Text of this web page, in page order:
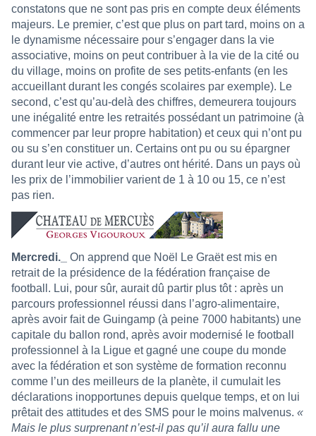
constatons que ne sont pas pris en compte deux éléments
majeurs. Le premier, c’est que plus on part tard, moins on a
le dynamisme nécessaire pour s’engager dans la vie
associative, moins on peut contribuer à la vie de la cité ou
du village, moins on profite de ses petits-enfants (en les
accueillant durant les congés scolaires par exemple). Le
second, c’est qu’au-delà des chiffres, demeurera toujours
une inégalité entre les retraités possédant un patrimoine (à
commencer par leur propre habitation) et ceux qui n’ont pu
ou su s’en constituer un. Certains ont pu ou su épargner
durant leur vie active, d’autres ont hérité. Dans un pays où
les prix de l’immobilier varient de 1 à 10 ou 15, ce n’est
pas rien.
Mercredi._ On apprend que Noël Le Graët est mis en
retrait de la présidence de la fédération française de
football. Lui, pour sûr, aurait dû partir plus tôt : après un
parcours professionnel réussi dans l’agro-alimentaire,
après avoir fait de Guingamp (à peine 7000 habitants) une
capitale du ballon rond, après avoir modernisé le football
professionnel à la Ligue et gagné une coupe du monde
avec la fédération et son système de formation reconnu
comme l’un des meilleurs de la planète, il cumulait les
déclarations inopportunes depuis quelque temps, et on lui
prêtait des attitudes et des SMS pour le moins malvenus. «
Mais le plus surprenant n’est-il pas qu’il aura fallu une